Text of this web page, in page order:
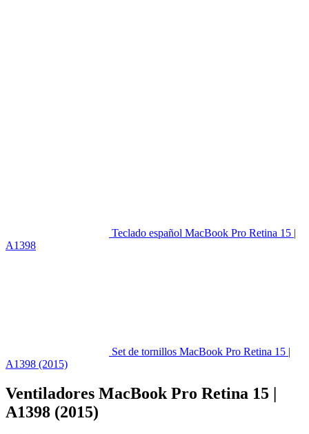
Teclado español MacBook Pro Retina 15 |
A1398
Set de tornillos MacBook Pro Retina 15 |
A1398 (2015)
Ventiladores MacBook Pro Retina 15 |
A1398 (2015)